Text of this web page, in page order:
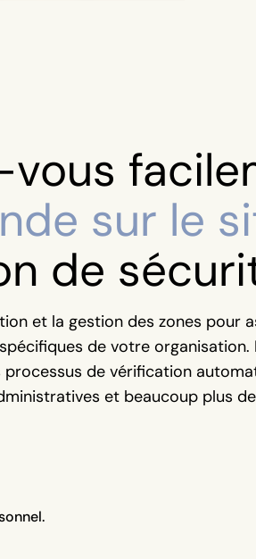
vous
sur le
de
et la gestion des zones pour
de votre
de vérification
et beaucoup plus